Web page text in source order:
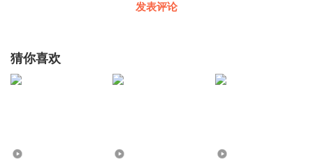
发表评论
猜你喜欢